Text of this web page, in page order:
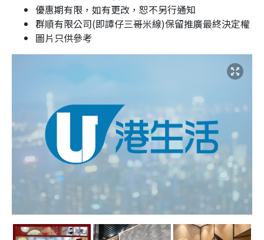
優惠期有限，如有更改，恕不另行通知
群順有限公司(即譚仔三哥米線)保留推廣最終決定權
圖片只供參考